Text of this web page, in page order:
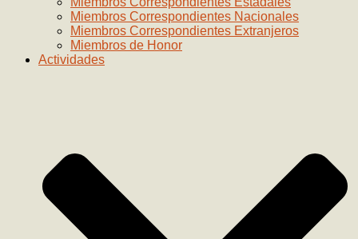
Miembros Correspondientes Nacionales
Miembros Correspondientes Extranjeros
Miembros de Honor
Actividades